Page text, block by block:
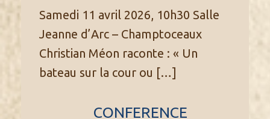
Samedi 11 avril 2026, 10h30 Salle
Jeanne d’Arc – Champtoceaux
Christian Méon raconte : « Un
bateau sur la cour ou […]
CONFERENCE